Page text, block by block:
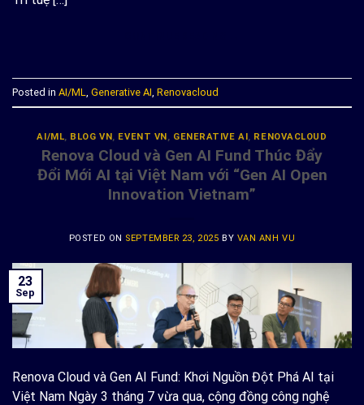
Posted in AI/ML Generative AI Renovacloud
AI/ML, BLOG VN , EVENT VN , GENERATIVE AI , RENOVACLOUD
Renova Cloud và Gen AI Fund Thúc Đẩy
Đổi Mới AI tại Việt Nam với “Gen AI Open
Innovation Vietnam”
POSTED ON SEPTEMBER 23, 2025 BY VAN ANH VU
23
Sep
Renova Cloud và Gen AI Fund: Khơi Nguồn Đột Phá AI tại
Việt Nam Ngày 3 tháng 7 vừa qua, cộng đồng công nghệ